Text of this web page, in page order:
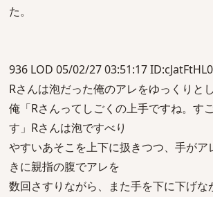
た。
936 LOD 05/02/27 03:51:17 ID:cJatFtHL0
Rさんは泡だった俺のアレをゆっくりと
俺「Rさんってしごくの上手ですね。す
す」Rさんは泡ですべり
やすいあそこを上下に扱きつつ、手がア
きに親指の腹でアレを
数回さすりながら、また手を下に下げな